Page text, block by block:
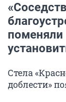
Стела
доблести»